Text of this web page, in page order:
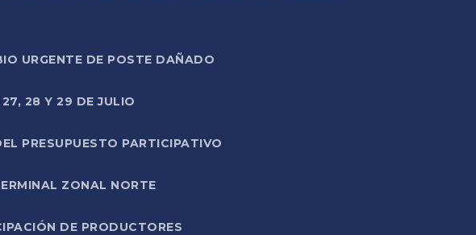
URGENTE DE POSTE DAÑADO
28 Y 29 DE JULIO
PRESUPUESTO PARTICIPATIVO
ZONAL NORTE
DE PRODUCTORES